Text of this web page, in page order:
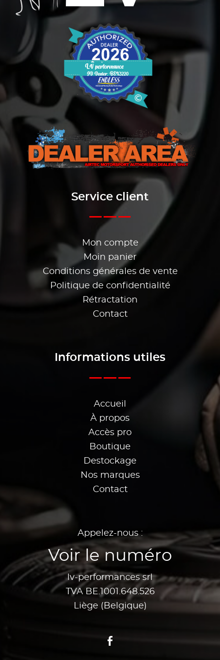
Service client
Mon compte
Moin panier
Conditions générales de vente
Politique de confidentialité
Rétractation
Contact
Informations utiles
Accueil
À propos
Accès pro
Boutique
Destockage
Nos marques
Contact
Appelez-nous :
Voir le numéro
lv-performances srl
TVA BE.1001.648.526
Liège (Belgique)